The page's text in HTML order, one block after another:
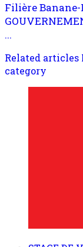
Filière Banane-
...
Related articles
category